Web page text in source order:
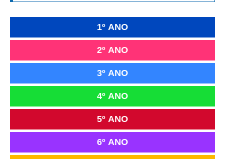
1º ANO
2º ANO
3º ANO
4º ANO
5º ANO
6º ANO